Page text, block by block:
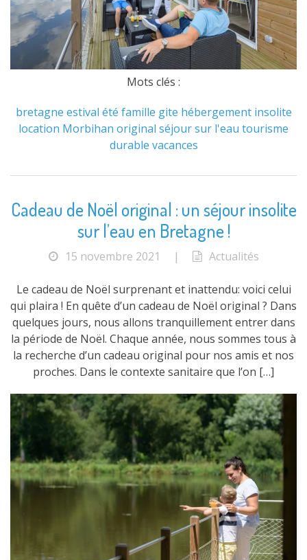
Mots clés :
bretagne estival été famille gite hébergement insolite
location Morbihan original séjoursur l'eau tourisme
durable vacances
Cadeau de Noël original : un séjour insolite
sur l’eau en Bretagne !
15 novembre 2021 | Actualités
Le cadeau de Noël surprenant et inattendu: voici celui
qui plaira ! En quête d’un cadeau de Noël original ? Dans
quelques jours, nous allons tranquillement entrer dans
la période de Noël. Chaque année, nous sommes tous à
la recherche d’un cadeau original pour nos amis et nos
proches. Dans le contexte sanitaire que l’on […]